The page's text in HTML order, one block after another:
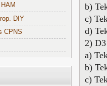
b)
c)
d)
2)
a)
b)
c)
DIY
CPNS